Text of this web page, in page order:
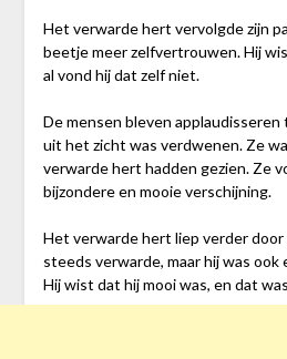
Het verwarde hert vervolgde zijn
beetje meer zelfvertrouwen. Hij
al vond hij dat zelf niet.
De mensen bleven
uit het zicht was verdwenen. Ze
verwarde hert hadden gezien. Ze
bijzondere en mooie verschijning.
Het verwarde hert liep verder door
steeds verwarde, maar hij was
Hij wist dat hij mooi was, en dat